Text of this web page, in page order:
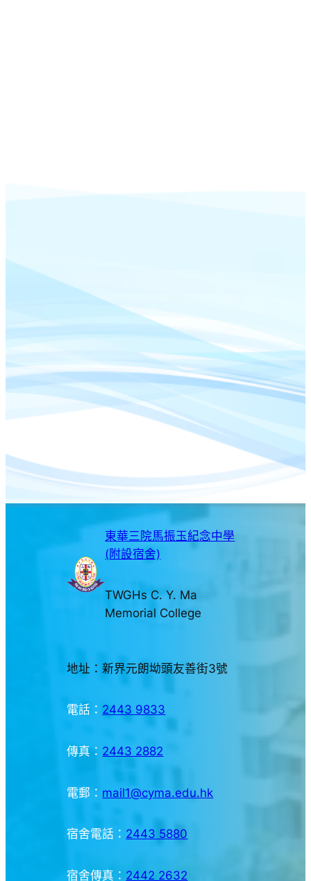
東華三院馬振玉紀念中學
(附設宿舍)
TWGHs C. Y. Ma
Memorial College
地址：新界元朗坳頭友善街3號
電話： 2443 9833
傳真： 2443 2882
電郵： mail1@cyma.edu.hk
宿舍電話： 2443 5880
宿舍傳真： 2442 2632